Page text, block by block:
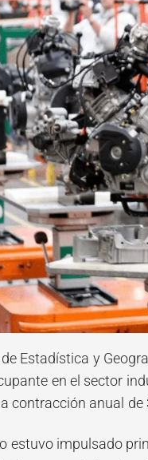
Estadística y
en el sector
contracción anual de
estuvo impulsado